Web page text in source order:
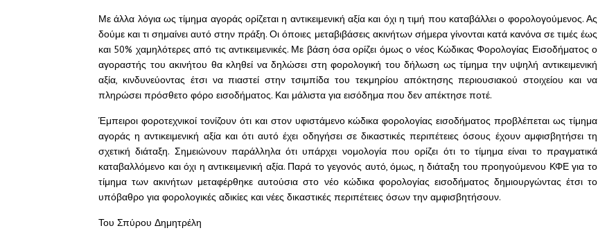
Με άλλα λόγια ως τίμημα αγοράς ορίζεται η αντικειμενική αξία και όχι η τιμή που καταβάλλει ο φορολογούμενος. Ας
δούμε και τι σημαίνει αυτό στην πράξη. Οι όποιες μεταβιβάσεις ακινήτων σήμερα γίνονται κατά κανόνα σε τιμές έως
και 50% χαμηλότερες από τις αντικειμενικές. Με βάση όσα ορίζει όμως ο νέος Κώδικας Φορολογίας Εισοδήματος ο
αγοραστής του ακινήτου θα κληθεί να δηλώσει στη φορολογική του δήλωση ως τίμημα την υψηλή αντικειμενική
αξία, κινδυνεύοντας έτσι να πιαστεί στην τσιμπίδα του τεκμηρίου απόκτησης περιουσιακού στοιχείου και να
πληρώσει πρόσθετο φόρο εισοδήματος. Και μάλιστα για εισόδημα που δεν απέκτησε ποτέ.
Έμπειροι φοροτεχνικοί τονίζουν ότι και στον υφιστάμενο κώδικα φορολογίας εισοδήματος προβλέπεται ως τίμημα
αγοράς η αντικειμενική αξία και ότι αυτό έχει οδηγήσει σε δικαστικές περιπέτειες όσους έχουν αμφισβητήσει τη
σχετική διάταξη. Σημειώνουν παράλληλα ότι υπάρχει νομολογία που ορίζει ότι το τίμημα είναι το πραγματικά
καταβαλλόμενο και όχι η αντικειμενική αξία. Παρά το γεγονός αυτό, όμως, η διάταξη του προηγούμενου ΚΦΕ για το
τίμημα των ακινήτων μεταφέρθηκε αυτούσια στο νέο κώδικα φορολογίας εισοδήματος δημιουργώντας έτσι το
υπόβαθρο για φορολογικές αδικίες και νέες δικαστικές περιπέτειες όσων την αμφισβητήσουν.
Του Σπύρου Δημητρέλη